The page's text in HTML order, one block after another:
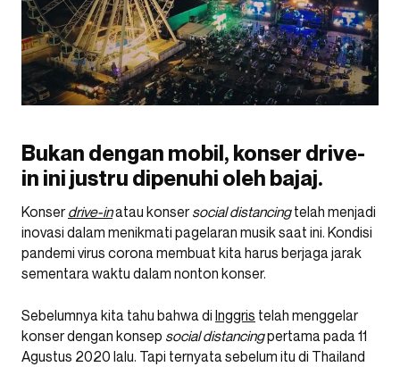
Bukan dengan mobil, konser drive-
in ini justru dipenuhi oleh bajaj.
Konser drive-inatau konser social distancingtelah menjadi
inovasi dalam menikmati pagelaran musik saat ini. Kondisi
pandemi virus corona membuat kita harus berjaga jarak
sementara waktu dalam nonton konser.
Sebelumnya kita tahu bahwa di Inggris telah menggelar
konser dengan konsep social distancingpertama pada 11
Agustus 2020 lalu. Tapi ternyata sebelum itu di Thailand